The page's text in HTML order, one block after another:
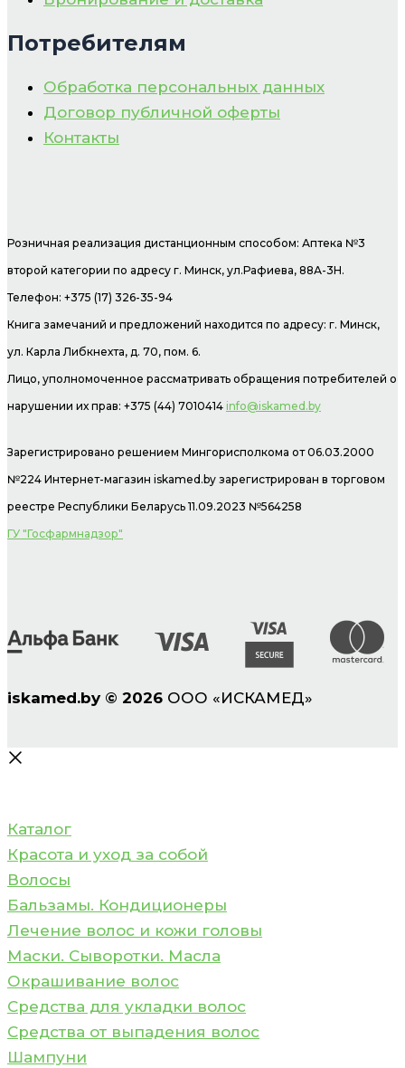
Потребителям
Обработка персональных данных
Договор публичной оферты
Контакты
Розничная реализация дистанционным способом: Аптека №3
второй категории по адресу г. Минск, ул.Рафиева, 88А-3Н.
Телефон: +375 (17) 326-35-94
Книга замечаний и предложений находится по адресу: г. Минск,
ул. Карла Либкнехта, д. 70, пом. 6.
Лицо, уполномоченное рассматривать обращения потребителей о
нарушении их прав: +375 (44) 7010414 info@iskamed.by
Зарегистрировано решением Мингорисполкома от 06.03.2000
№224 Интернет-магазин iskamed.by зарегистрирован в торговом
реестре Республики Беларусь 11.09.2023 №564258
ГУ "Госфармнадзор"
iskamed.by © 2026 ООО «ИСКАМЕД»
Каталог
Красота и уход за собой
Волосы
Бальзамы. Кондиционеры
Лечение волос и кожи головы
Маски. Сыворотки. Масла
Окрашивание волос
Средства для укладки волос
Средства от выпадения волос
Шампуни